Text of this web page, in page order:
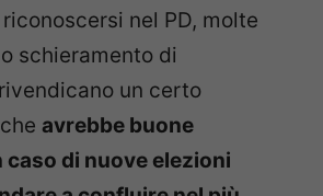
nel PD, molte
schieramento di
un certo
avrebbe buone
di nuove elezioni